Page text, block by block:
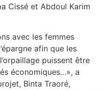
Cissé et Abdoul Karim
avec les femmes
afin que les
puissent être
économiques…», a
Binta Traoré,